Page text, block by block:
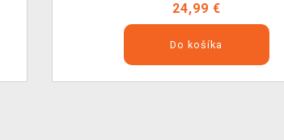
24,99 €
Do košíka